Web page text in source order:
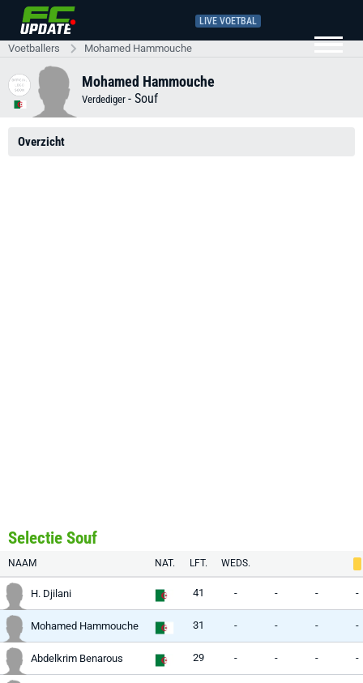
LIVE VOETBAL
Voetballers Mohamed Hammouche
Mohamed Hammouche
Verdediger - Souf
Overzicht
Selectie Souf
NAAM NAT. LFT. WEDS.
H. Djilani 41 - - - -
Mohamed Hammouche 31 - - - -
Abdelkrim Benarous 29 - - - -